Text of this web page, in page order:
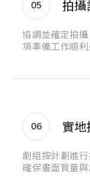
05 拍攝
協調並確定拍
項準備工作順
06 實
劇組按計劃進
確保畫面質量